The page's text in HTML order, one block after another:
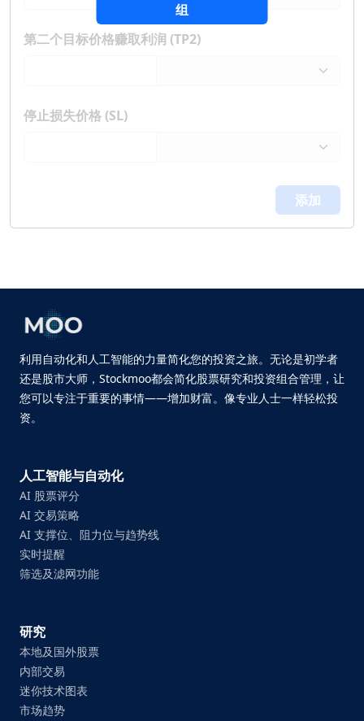
组
第二个目标价格赚取利润 (TP2)
停止损失价格 (SL)
添加
利用自动化和人工智能的力量简化您的投资之旅。无论是初学者
还是股市大师，Stockmoo都会简化股票研究和投资组合管理，让
您可以专注于重要的事情——增加财富。像专业人士一样轻松投
资。
人工智能与自动化
AI 股票评分
AI 交易策略
AI 支撑位、阻力位与趋势线
实时提醒
筛选及滤网功能
研究
本地及国外股票
内部交易
迷你技术图表
市场趋势